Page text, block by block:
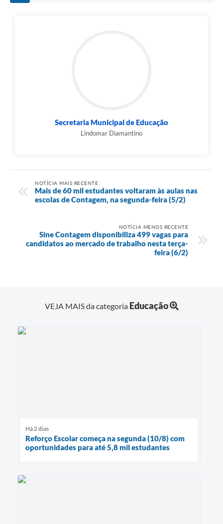
Secretaria Municipal de Educação
Lindomar Diamantino
NOTÍCIA MAIS RECENTE
Mais de 60 mil estudantes voltaram às aulas nas
escolas de Contagem, na segunda-feira (5/2)
NOTÍCIA MENOS RECENTE
Sine Contagem disponibiliza 499 vagas para
candidatos ao mercado de trabalho nesta terça-
feira (6/2)
VEJA MAIS da categoria Educação
Há 2 dias
Reforço Escolar começa na segunda (10/8) com
oportunidades para até 5,8 mil estudantes